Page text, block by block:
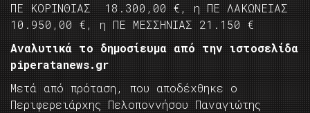
ΠΕ ΚΟΡΙΝΘΙΑΣ 18.300,00 €, η ΠΕ ΛΑΚΩΝΕΙΑΣ
10.950,00 €, η ΠΕ ΜΕΣΣΗΝΙΑΣ 21.150 €
Αναλυτικά το δημοσίευμα από την ιστοσελίδα
piperatanews.gr
Μετά από πρόταση, που αποδέχθηκε ο
Περιφερειάρχης Πελοποννήσου Παναγιώτης